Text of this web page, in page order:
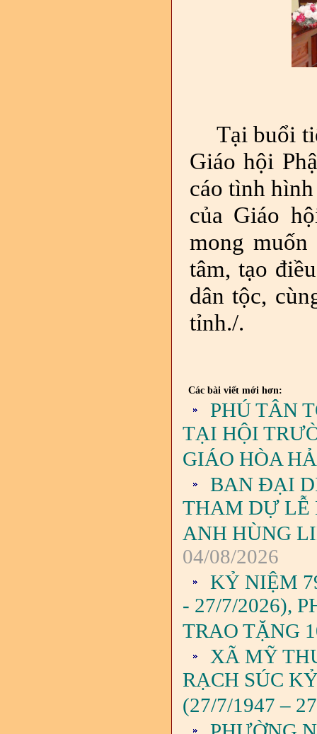
Tại buổi
Giáo hội
cáo tình
của Giáo
mong
tâm, tạo
dân tộc,
tỉnh./.
Các bài viết mới hơn:
PHÚ TÂN
TẠI HỘI
GIÁO HÒA
BAN ĐẠI
THAM DỰ LỄ
ANH HÙNG
04/08/2026
KỶ NIỆM
- 27/7/2026),
TRAO TẶNG
XÃ MỸ
RẠCH SÚC
(27/7/1947 –